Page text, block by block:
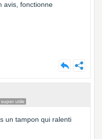
avis, fonctionne
super utile
un tampon qui ralenti